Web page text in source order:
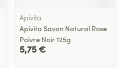
Apivita
Apivita Savon Natural Rose
Poivre Noir 125g
5,75 €